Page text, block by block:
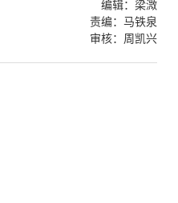
编辑：梁溦
责编：马铁泉
审核：周凯兴